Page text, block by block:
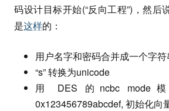
码设计目标开始(“反向工程”)，然后
是这样的：
用户名字和密码合并成一个字符
“s” 转换为unicode
用 DES 的ncbc mode
0x123456789abcdef, 初始化向